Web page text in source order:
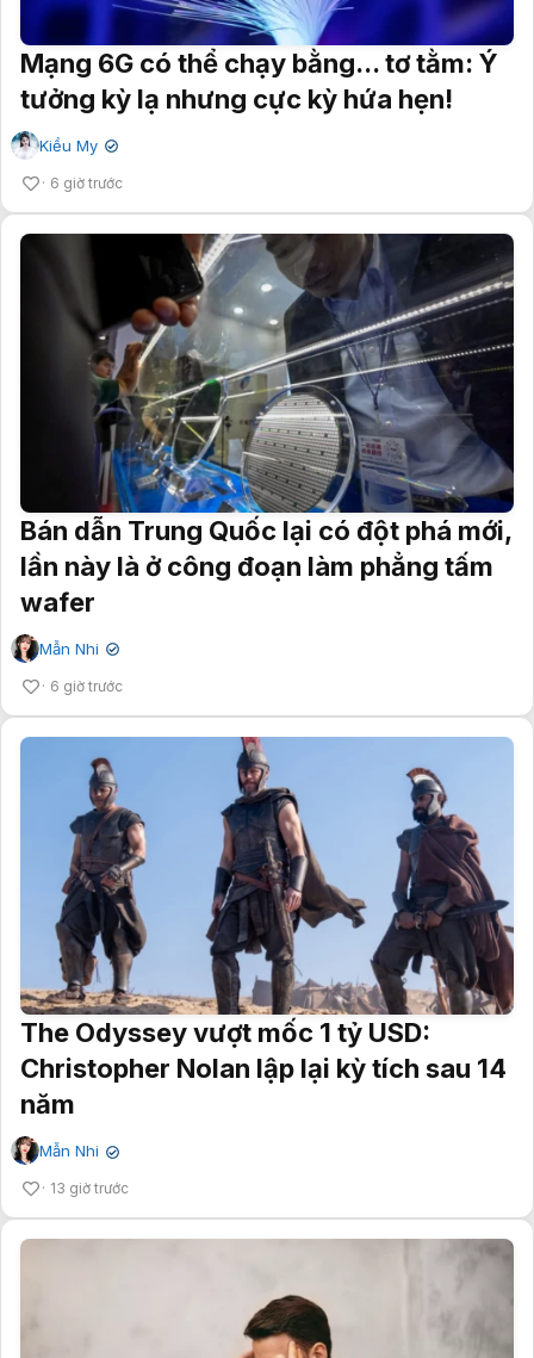
Mạng 6G có thể chạy bằng... tơ tằm: Ý
tưởng kỳ lạ nhưng cực kỳ hứa hẹn!
Kiều My ✔
6 giờ trước
Bán dẫn Trung Quốc lại có đột phá mới,
lần này là ở công đoạn làm phẳng tấm
wafer
Mẫn Nhi ✔
6 giờ trước
The Odyssey vượt mốc 1 tỷ USD:
Christopher Nolan lập lại kỳ tích sau 14
năm
Mẫn Nhi ✔
13 giờ trước